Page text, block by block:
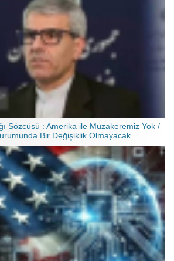
Sözcüsü : Amerika ile Müzakeremiz Yok /
Bir Değişiklik Olmayacak